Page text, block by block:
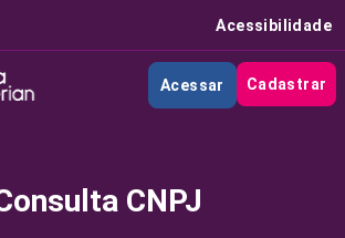
Acessibilidade
Acessar Cadastrar
CNPJ